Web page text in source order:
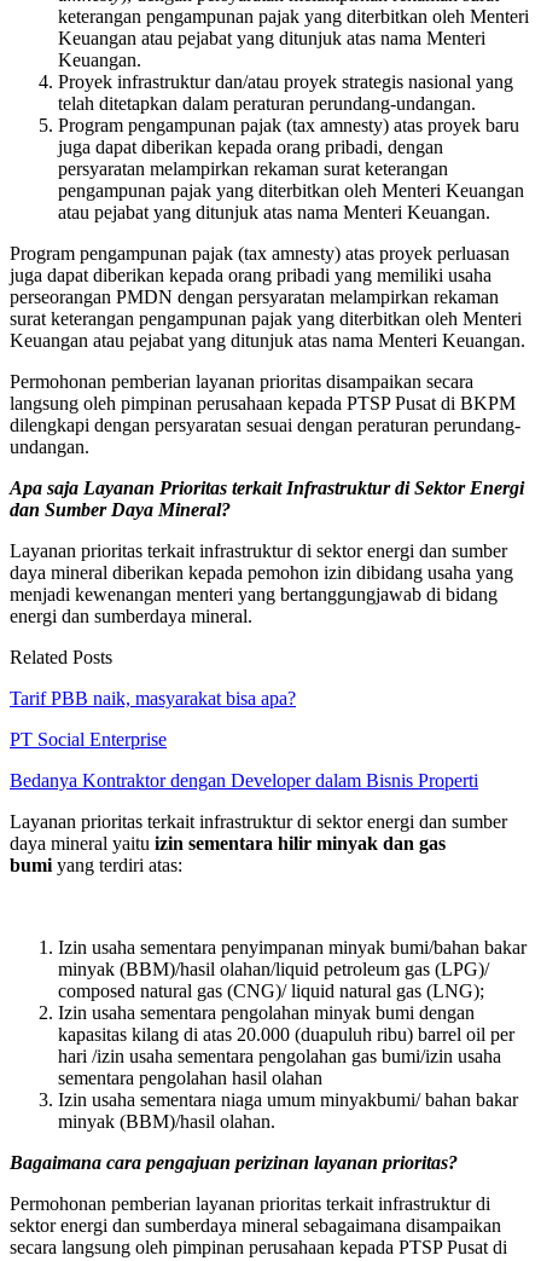
keterangan pengampunan pajak yang diterbitkan oleh Menteri
Keuangan atau pejabat yang ditunjuk atas nama Menteri
Keuangan.
Proyek infrastruktur dan/atau proyek strategis nasional yang
telah ditetapkan dalam peraturan perundang-undangan.
Program pengampunan pajak (tax amnesty) atas proyek baru
juga dapat diberikan kepada orang pribadi, dengan
persyaratan melampirkan rekaman surat keterangan
pengampunan pajak yang diterbitkan oleh Menteri Keuangan
atau pejabat yang ditunjuk atas nama Menteri Keuangan.
Program pengampunan pajak (tax amnesty) atas proyek perluasan
juga dapat diberikan kepada orang pribadi yang memiliki usaha
perseorangan PMDN dengan persyaratan melampirkan rekaman
surat keterangan pengampunan pajak yang diterbitkan oleh Menteri
Keuangan atau pejabat yang ditunjuk atas nama Menteri Keuangan.
Permohonan pemberian layanan prioritas disampaikan secara
langsung oleh pimpinan perusahaan kepada PTSP Pusat di BKPM
dilengkapi dengan persyaratan sesuai dengan peraturan perundang-
undangan.
Apa saja Layanan Prioritas terkait Infrastruktur di Sektor Energi
dan Sumber Daya Mineral?
Layanan prioritas terkait infrastruktur di sektor energi dan sumber
daya mineral diberikan kepada pemohon izin dibidang usaha yang
menjadi kewenangan menteri yang bertanggungjawab di bidang
energi dan sumberdaya mineral.
Related Posts
Tarif PBB naik, masyarakat bisa apa?
PT Social Enterprise
Bedanya Kontraktor dengan Developer dalam Bisnis Properti
Layanan prioritas terkait infrastruktur di sektor energi dan sumber
daya mineral yaitu izin sementara hilir minyak dan gas
bumi yang terdiri atas:
Izin usaha sementara penyimpanan minyak bumi/bahan bakar
minyak (BBM)/hasil olahan/liquid petroleum gas (LPG)/
composed natural gas (CNG)/ liquid natural gas (LNG);
Izin usaha sementara pengolahan minyak bumi dengan
kapasitas kilang di atas 20.000 (duapuluh ribu) barrel oil per
hari /izin usaha sementara pengolahan gas bumi/izin usaha
sementara pengolahan hasil olahan
Izin usaha sementara niaga umum minyakbumi/ bahan bakar
minyak (BBM)/hasil olahan.
Bagaimana cara pengajuan perizinan layanan prioritas?
Permohonan pemberian layanan prioritas terkait infrastruktur di
sektor energi dan sumberdaya mineral sebagaimana disampaikan
secara langsung oleh pimpinan perusahaan kepada PTSP Pusat di